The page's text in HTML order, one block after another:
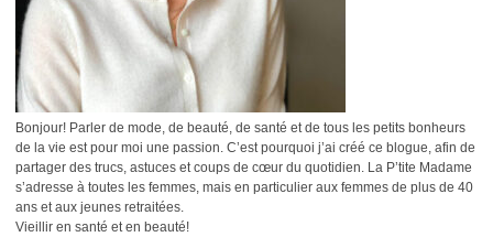
Bonjour! Parler de mode, de beauté, de santé et de tous les petits bonheurs
de la vie est pour moi une passion. C’est pourquoi j’ai créé ce blogue, afin de
partager des trucs, astuces et coups de cœur du quotidien. La P’tite Madame
s’adresse à toutes les femmes, mais en particulier aux femmes de plus de 40
ans et aux jeunes retraitées.
Vieillir en santé et en beauté!